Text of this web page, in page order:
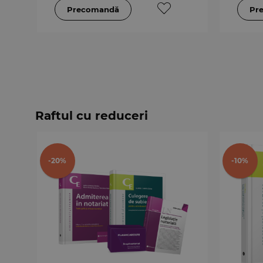
Raftul cu reduceri
-20% -10%